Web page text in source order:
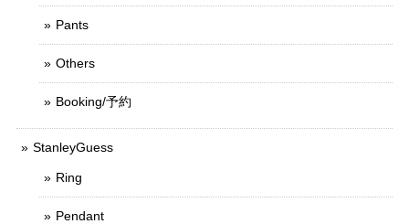
Pants
Others
Booking/予約
StanleyGuess
Ring
Pendant